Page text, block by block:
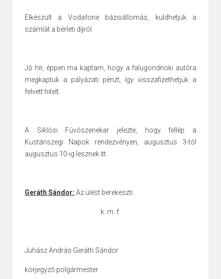
Elkészült a Vodafone bázisállomás, küldhetjük a
számlát a bérleti díjról.
Jó hír, éppen ma kaptam, hogy a falugondnoki autóra
megkaptuk a pályázati pénzt, így visszafizethetjük a
felvett hitelt.
A Siklósi Fúvószenekar jelezte, hogy fellép a
Kustánszegi Napok rendezvényen, augusztus 3-tól
augusztus 10-ig lesznek itt.
Geráth Sándor: Az ülést berekeszti.
k. m. f.
Juhász András Geráth Sándor
körjegyző polgármester